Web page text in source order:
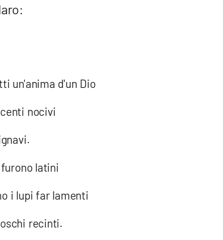
un'anima d'un Dio
nocivi
latini
i lupi far lamenti
recinti.